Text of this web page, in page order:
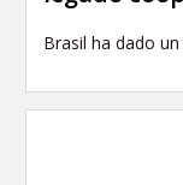
Brasil ha dado